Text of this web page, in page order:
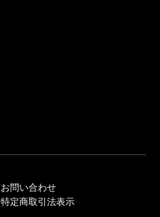
お問い合わせ
特定商取引法表示